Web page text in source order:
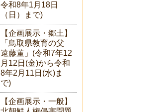
令和8年1月18日
（日）まで)
【企画展示・郷土】
「鳥取県教育の父
遠藤董」(令和7年12
月12日(金)から令和
8年2月11日(水)ま
で)
【企画展示・一般】